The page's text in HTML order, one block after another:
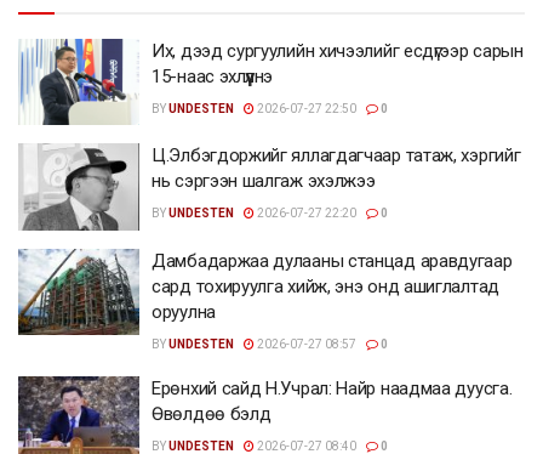
Их, дээд сургуулийн хичээлийг есдүгээр сарын
15-наас эхлүүлнэ
BYUNDESTEN 2026-07-27 22:50 0
Ц.Элбэгдоржийг яллагдагчаар татаж, хэргийг
нь сэргээн шалгаж эхэлжээ
BYUNDESTEN 2026-07-27 22:20 0
Дамбадаржаа дулааны станцад аравдугаар
сард тохируулга хийж, энэ онд ашиглалтад
оруулна
BYUNDESTEN 2026-07-27 08:57 0
Ерөнхий сайд Н.Учрал: Найр наадмаа дуусга.
Өвөлдөө бэлд
BYUNDESTEN 2026-07-27 08:40 0